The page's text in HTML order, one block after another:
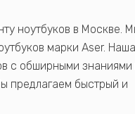
ноутбуков в Москве.
марки Aser.
с обширными знаниями
предлагаем быстрый и